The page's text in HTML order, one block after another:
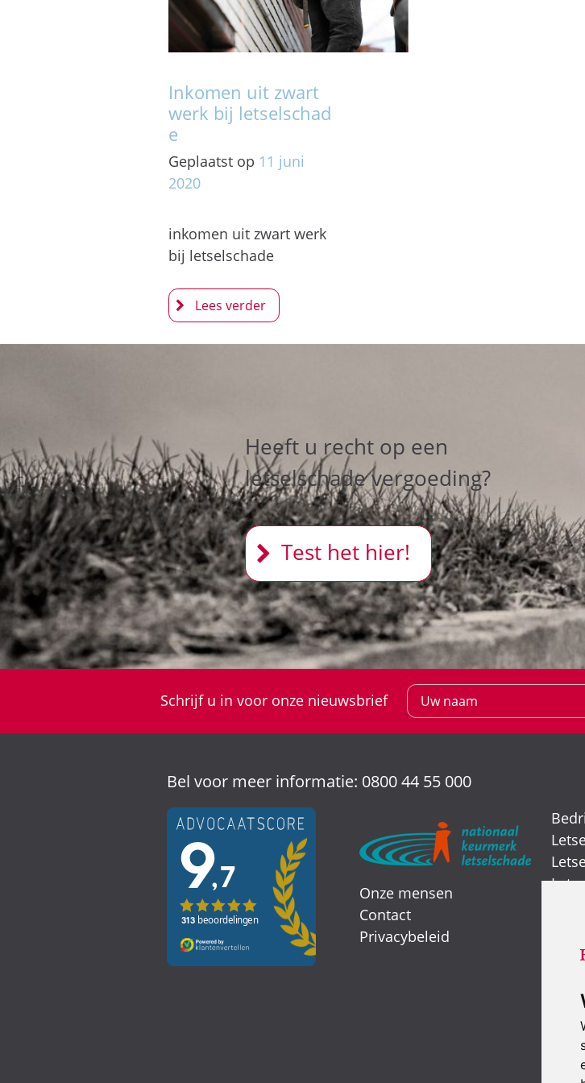
Inkomen uit zwart
werk bij letselschad
e
Geplaatst op 11 juni
2020
inkomen uit zwart werk
bij letselschade
Heeft u recht op een
letselschade vergoeding?
Test het hier!
Schrijf u in voor onze nieuwsbrief
Bel voor meer informatie: 0800 44 55 000
Onze mensen
Contact
Privacybeleid